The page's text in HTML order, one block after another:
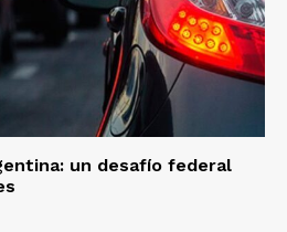
un desafío federal